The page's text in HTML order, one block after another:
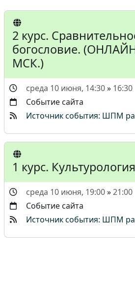
2 курс.
богословие.
МСК.)
среда 10 июня, 14:30» 16:30
Событие сайта
Источник события: ШПМ
1 курс.
среда 10 июня, 19:00»21:00
Событие сайта
Источник события: ШПМ